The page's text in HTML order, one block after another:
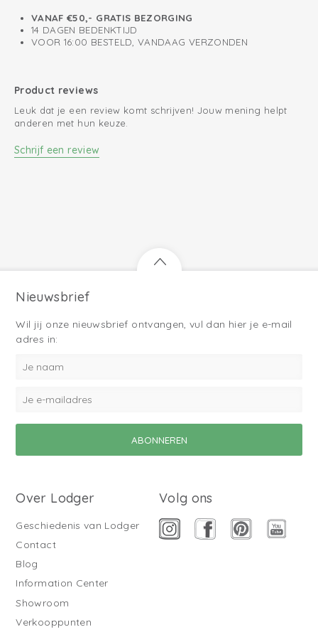
VANAF €50,- GRATIS BEZORGING
14 DAGEN BEDENKTIJD
VOOR 16:00 BESTELD, VANDAAG VERZONDEN
Product reviews
Leuk dat je een review komt schrijven! Jouw mening helpt
anderen met hun keuze.
Schrijf een review
Nieuwsbrief
Wil jij onze nieuwsbrief ontvangen, vul dan hier je e-mail
adres in:
Over Lodger
Geschiedenis van Lodger
Contact
Blog
Information Center
Showroom
Verkooppunten
Volg ons